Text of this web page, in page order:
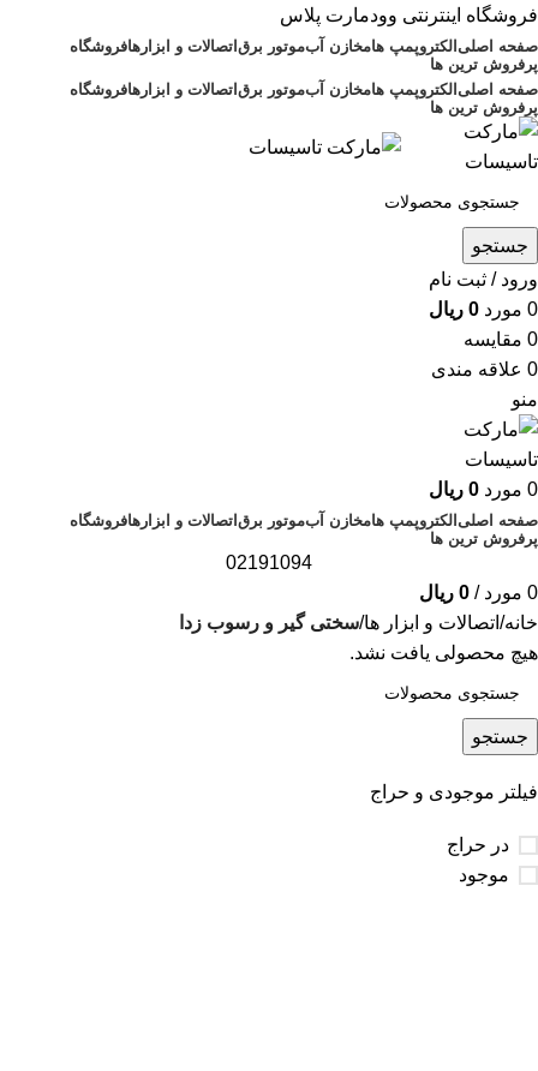
فروشگاه اینترنتی وودمارت پلاس
صفحه اصلی الکتروپمپ هامخازن آبموتور برق اتصالات و ابزارهافروشگاه
پرفروش ترین ها
صفحه اصلی الکتروپمپ هامخازن آبموتور برق اتصالات و ابزارهافروشگاه
پرفروش ترین ها
جستجو
ورود / ثبت نام
0 مورد 0 ریال
0 مقايسه
0 علاقه مندی
منو
0 مورد 0 ریال
صفحه اصلی الکتروپمپ هامخازن آبموتور برق اتصالات و ابزارهافروشگاه
پرفروش ترین ها
02191094
0 مورد /
0 ریال
فیلتر موجودی و حراج
در حراج
موجود
خانه اتصالات و ابزار ها سختی گیر و رسوب زدا
هیچ محصولی یافت نشد.
جستجو